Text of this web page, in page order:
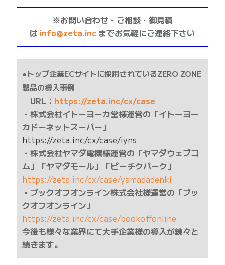
※お問い合わせ・ご相談・御見積
は info@zeta.inc までお気軽にご連絡下さい
●トップ企業ECサイトに採用されているZERO ZONE
製品の導入事例
URL： https://zeta.inc/cx/case
・株式会社イトーヨーカ堂様運営の「イトーヨー
カドーネットスーパー」
https://zeta.inc/cx/case/iyns
・株式会社ヤマダ電機様運営の「ヤマダウェブコ
ム」「ヤマダモール」「ピーチクパーク」
https://zeta.inc/cx/case/yamadadenki
・ブックオフオンライン株式会社様運営の「ブッ
クオフオンライン」
https://zeta.inc/cx/case/bookoffonline
今後も様々な業界にて大手企業様の導入が続々と
続きます。